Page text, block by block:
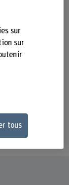
est
école
à
de
sur
sur
tous